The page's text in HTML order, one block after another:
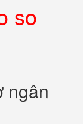
so
ngân